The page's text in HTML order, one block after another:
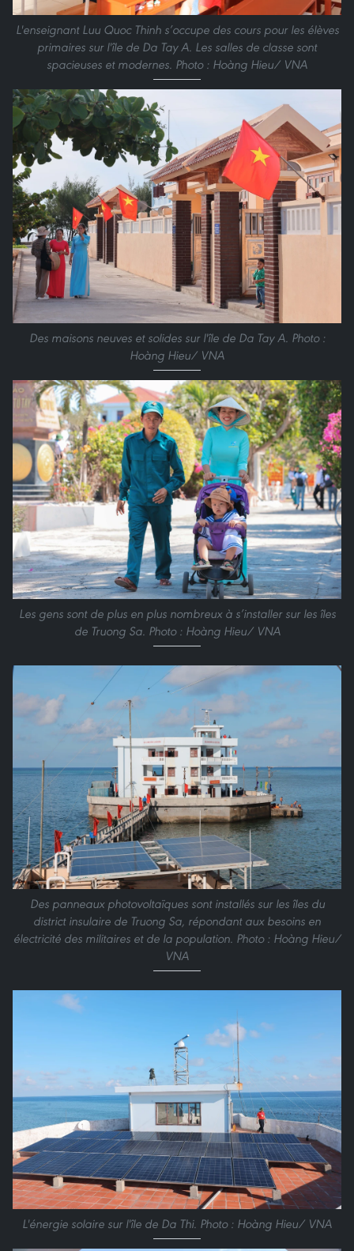
L'enseignant Luu Quoc Thinh s’occupe des cours pour les élèves
primaires sur l'île de Da Tay A. Les salles de classe sont
spacieuses et modernes. Photo : Hoàng Hieu/ VNA
Des maisons neuves et solides sur l'île de Da Tay A. Photo :
Hoàng Hieu/ VNA
Les gens sont de plus en plus nombreux à s’installer sur les îles
de Truong Sa. Photo : Hoàng Hieu/ VNA
Des panneaux photovoltaïques sont installés sur les îles du
district insulaire de Truong Sa, répondant aux besoins en
électricité des militaires et de la population. Photo : Hoàng Hieu/
VNA
L'énergie solaire sur l'île de Da Thi. Photo : Hoàng Hieu/ VNA